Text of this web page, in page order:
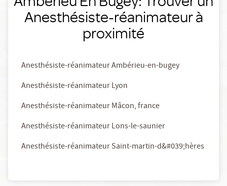
Anesthésiste-réanimateur à
proximité
Anesthésiste-réanimateur Ambérieu-en-bugey
Anesthésiste-réanimateur Lyon
Anesthésiste-réanimateur Mâcon, france
Anesthésiste-réanimateur Lons-le-saunier
Anesthésiste-réanimateur Saint-martin-d&#039;hères